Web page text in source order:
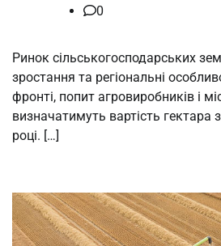
0
Ринок сільськогосподарських
зростання та регіональні
фронті, попит агровиробників і
визначатимуть вартість гектара
році. […]